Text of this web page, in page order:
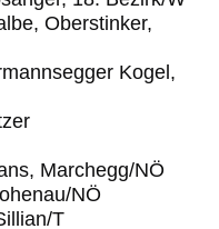
Oberstinker,
Kogel,
Marchegg/NÖ
NÖ
T